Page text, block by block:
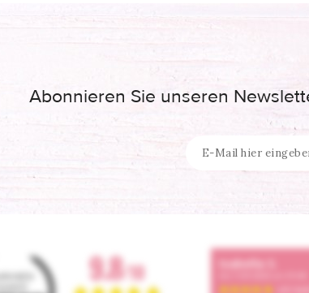
Abonnieren Sie unseren